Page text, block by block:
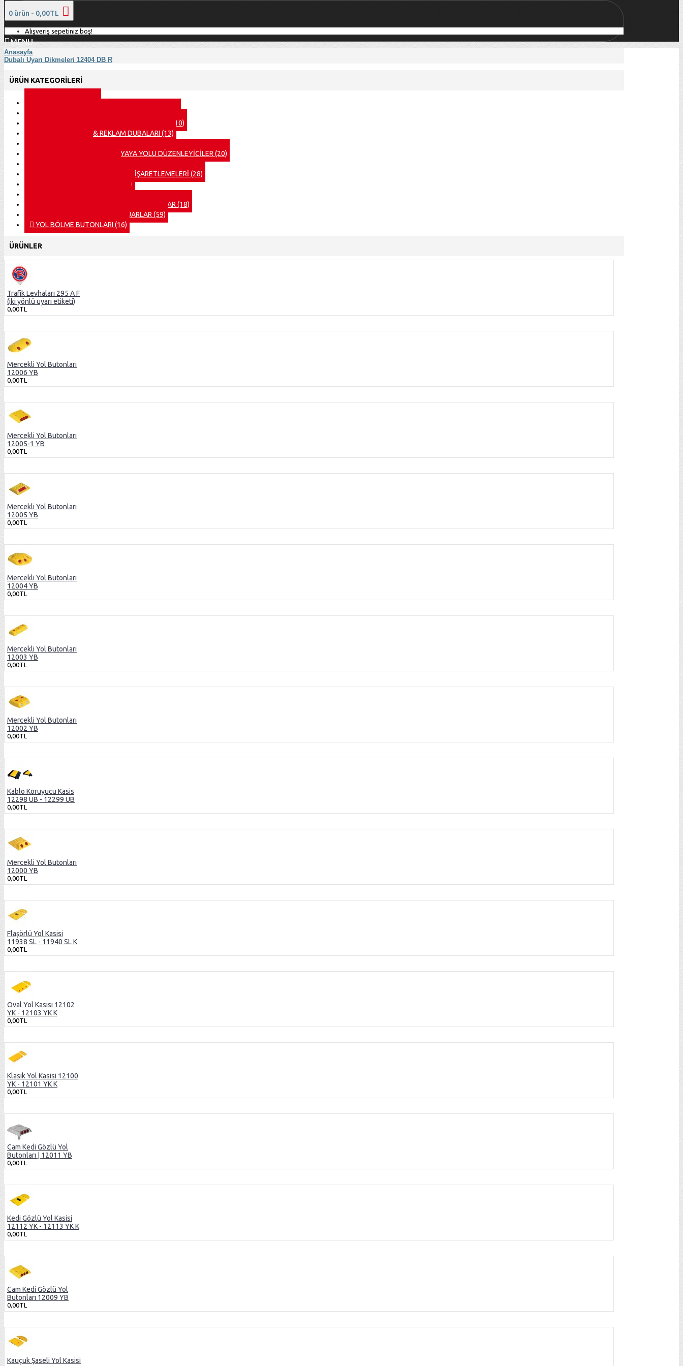
0 ürün - 0,00TL
Alışveriş sepetiniz boş!
MENU
Anasayfa
Dubalı Uyarı Dikmeleri 12404 DB R
ÜRÜN KATEGORILERI
(10)
LEVHALI KONİLER & REKLAM DUBALARI(13)
OTOPARK EKİPMANLARI & YAYA YOLU DÜZENLEYİCİLER (20)
REFLEKTİF BANTLAR ve ZEMİN İŞARETLEMELERİ (28)
(60)
SOLAR LEDLİ LAMBALAR & LEDLİ LEVHALAR (18)
TRAFİK LEVHALARI ve AKSESUARLAR (59)
YOL BÖLME BUTONLARI(16)
ÜRÜNLER
Trafik Levhaları 295 A F
(iki yönlü uyarı etiketi)
0,00TL
Mercekli Yol Butonları
12006 YB
0,00TL
Mercekli Yol Butonları
12005-1 YB
0,00TL
Mercekli Yol Butonları
12005 YB
0,00TL
Mercekli Yol Butonları
12004 YB
0,00TL
Mercekli Yol Butonları
12003 YB
0,00TL
Mercekli Yol Butonları
12002 YB
0,00TL
Kablo Koruyucu Kasis
12298 UB - 12299 UB
0,00TL
Mercekli Yol Butonları
12000 YB
0,00TL
Flaşörlü Yol Kasisi
11938 SL - 11940 SL K
0,00TL
Oval Yol Kasisi 12102
YK - 12103 YK K
0,00TL
Klasik Yol Kasisi 12100
YK - 12101 YK K
0,00TL
Cam Kedi Gözlü Yol
Butonları | 12011 YB
0,00TL
Kedi Gözlü Yol Kasisi
12112 YK - 12113 YK K
0,00TL
Cam Kedi Gözlü Yol
Butonları 12009 YB
0,00TL
Kauçuk Şaseli Yol Kasisi